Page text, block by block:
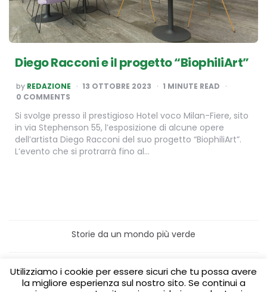
Diego Racconi e il progetto “BiophiliArt”
POSTED
BY
by REDAZIONE 13 OTTOBRE 2023 1 MINUTE READ
0 COMMENTS
Si svolge presso il prestigioso Hotel voco Milan-Fiere, sito
in via Stephenson 55, l’esposizione di alcune opere
dell’artista Diego Racconi del suo progetto “BiophiliArt”.
L’evento che si protrarrà fino al…
Storie da un mondo più verde
Home
Turismo sostenibile
Laboratori/Visite per le scuole
Green content per aziende Media Partner
Utilizziamo i cookie per essere sicuri che tu possa avere
la migliore esperienza sul nostro sito. Se continui a